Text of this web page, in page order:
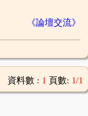
《論壇交流》
資料數 : 1 頁數: 1/1